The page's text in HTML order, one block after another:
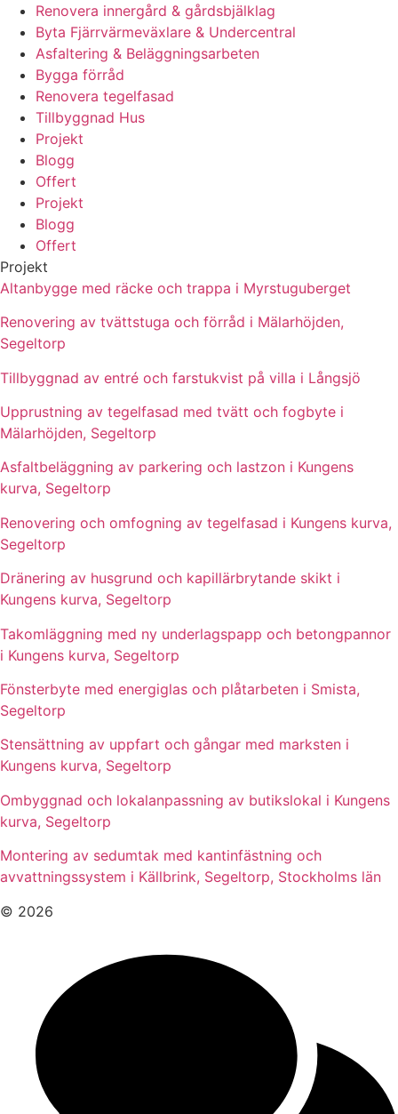
Renovera innergård & gårdsbjälklag
Byta Fjärrvärmeväxlare & Undercentral
Asfaltering & Beläggningsarbeten
Bygga förråd
Renovera tegelfasad
Tillbyggnad Hus
Projekt
Blogg
Offert
Projekt
Blogg
Offert
Projekt
Altanbygge med räcke och trappa i Myrstuguberget
Renovering av tvättstuga och förråd i Mälarhöjden,
Segeltorp
Tillbyggnad av entré och farstukvist på villa i Långsjö
Upprustning av tegelfasad med tvätt och fogbyte i
Mälarhöjden, Segeltorp
Asfaltbeläggning av parkering och lastzon i Kungens
kurva, Segeltorp
Renovering och omfogning av tegelfasad i Kungens kurva,
Segeltorp
Dränering av husgrund och kapillärbrytande skikt i
Kungens kurva, Segeltorp
Takomläggning med ny underlagspapp och betongpannor
i Kungens kurva, Segeltorp
Fönsterbyte med energiglas och plåtarbeten i Smista,
Segeltorp
Stensättning av uppfart och gångar med marksten i
Kungens kurva, Segeltorp
Ombyggnad och lokalanpassning av butikslokal i Kungens
kurva, Segeltorp
Montering av sedumtak med kantinfästning och
avvattningssystem i Källbrink, Segeltorp, Stockholms län
© 2026